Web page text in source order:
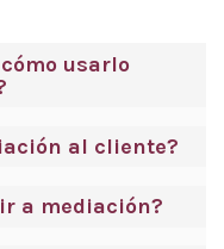
usarlo
al cliente?
a mediación?